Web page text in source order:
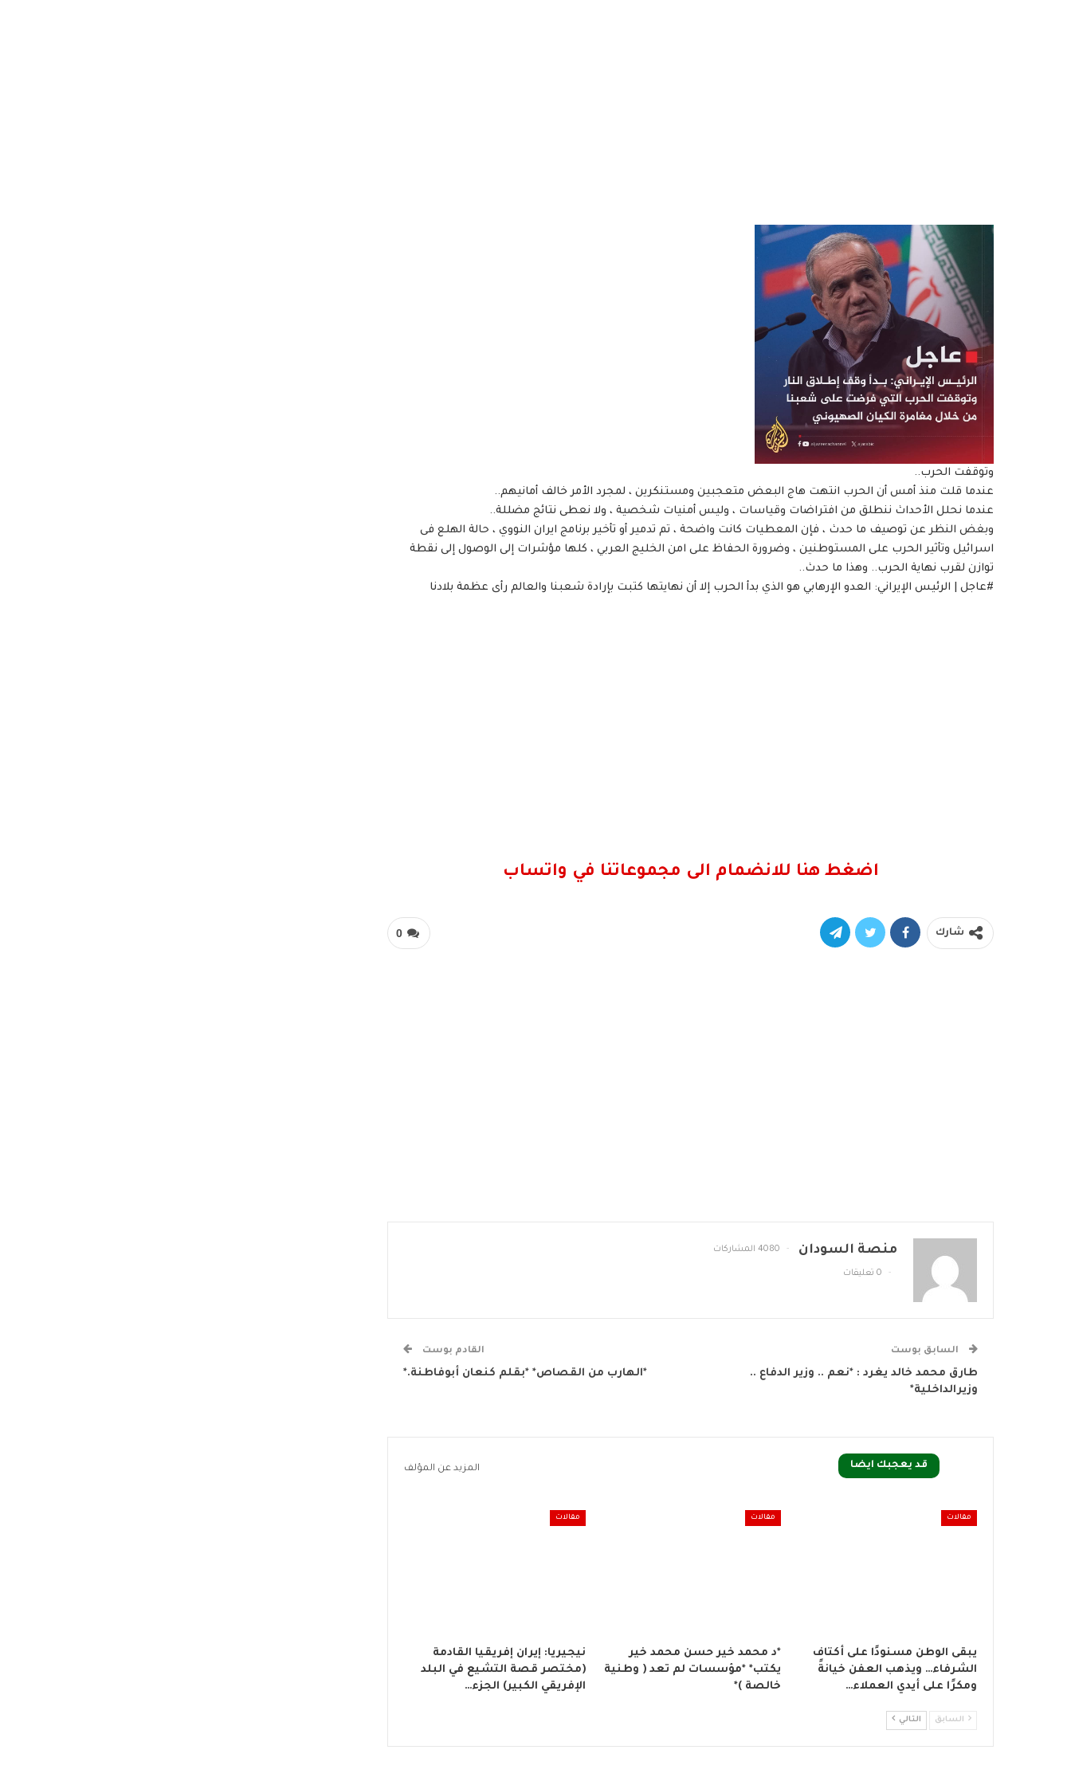
وتوقفت الحرب..
عندما قلت منذ أمس أن الحرب انتهت هاج البعض متعجبين ومستنكرين ، لمجرد الأمر خالف أمانيهم..
عندما نحلل الأحداث ننطلق من افتراضات وقياسات ، وليس أمنيات شخصية ، ولا نعطى نتائج مضللة..
وبغض النظر عن توصيف ما حدث ، فإن المعطيات كانت واضحة ، تم تدمير أو تأخير برنامج ايران النووي ، حالة الهلع فى
اسرائيل وتأثير الحرب على المستوطنين ، وضرورة الحفاظ على امن الخليج العربي ، كلها مؤشرات إلى الوصول إلى نقطة
توازن لقرب نهاية الحرب.. وهذا ما حدث..
#عاجل | الرئيس الإيراني: العدو الإرهابي هو الذي بدأ الحرب إلا أن نهايتها كتبت بإرادة شعبنا والعالم رأى عظمة بلادنا
اضغط هنا للانضمام الى مجموعاتنا في واتساب
0 شارك
منصة السودان 4080 المشاركات
0 تعليقات
السابق بوست
طارق محمد خالد يغرد : *نعم .. وزير الدفاع ..
وزيرالداخلية*
القادم بوست
*الهارب من القصاص* *بقلم كنعان أبوفاطنة.*
قد يعجبك ايضا المزيد عن المؤلف
مقالات
يبقى الوطن مسنودًا على أكتاف
الشرفاء… ويذهب العفن خيانةً
ومكرًا على أيدي العملاء…
مقالات
*د محمد خير حسن محمد خير
يكتب* *مؤسسات لم تعد ( وطنية
خالصة )*
مقالات
نيجيريا: إيران إفريقيا القادمة
(مختصر قصة التشيع في البلد
الإفريقي الكبير) الجزء…
السابق التالي